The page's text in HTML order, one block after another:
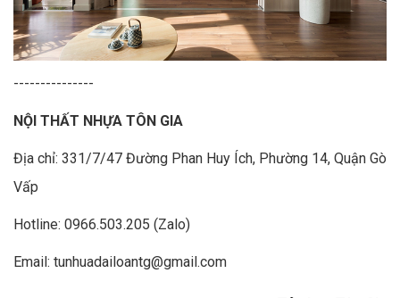
---------------
NỘI THẤT NHỰA TÔN GIA
Địa chỉ: 331/7/47 Đường Phan Huy Ích, Phường 14, Quận Gò
Vấp
Hotline: 0966.503.205 (Zalo)
Email: tunhuadailoantg@gmail.com